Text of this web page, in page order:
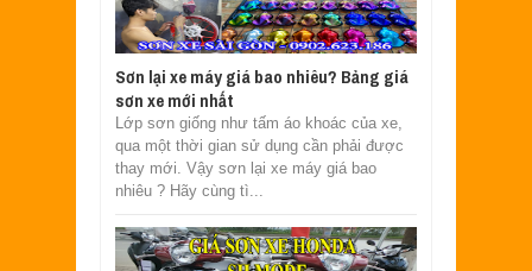
Sơn lại xe máy giá bao nhiêu? Bảng giá
sơn xe mới nhất
Lớp sơn giống như tấm áo khoác của xe,
qua một thời gian sử dụng cần phải được
thay mới. Vậy sơn lại xe máy giá bao
nhiêu ? Hãy cùng tì...